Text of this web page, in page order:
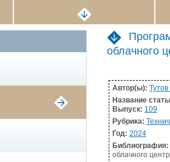
облачного
Автор(ы):
Название
Выпуск: 109
Рубрика:
Год: 2024
Библиография:
облачного